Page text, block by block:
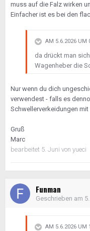
muss auf die Falz wirken
Einfacher ist es bei den
AM 5.6.2026 UM
da drückt man
Wagenheber die
Nur wenn du dich
verwendest - falls es
Schwellerverkeidungen
Gruß
Marc
bearbeitet 5. Juni von yueci
Funman
Geschrieben am
AM 5.6.2026 UM